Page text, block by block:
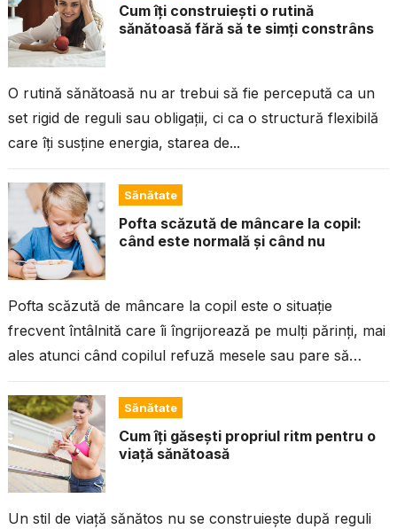
Cum îți construiești o rutină
sănătoasă fără să te simți constrâns
O rutină sănătoasă nu ar trebui să fie percepută ca un
set rigid de reguli sau obligații, ci ca o structură flexibilă
care îți susține energia, starea de...
Sănătate
Pofta scăzută de mâncare la copil:
când este normală și când nu
Pofta scăzută de mâncare la copil este o situație
frecvent întâlnită care îi îngrijorează pe mulți părinți, mai
ales atunci când copilul refuză mesele sau pare să
Sănătate
Cum îți găsești propriul ritm pentru o
viață sănătoasă
Un stil de viață sănătos nu se construiește după reguli